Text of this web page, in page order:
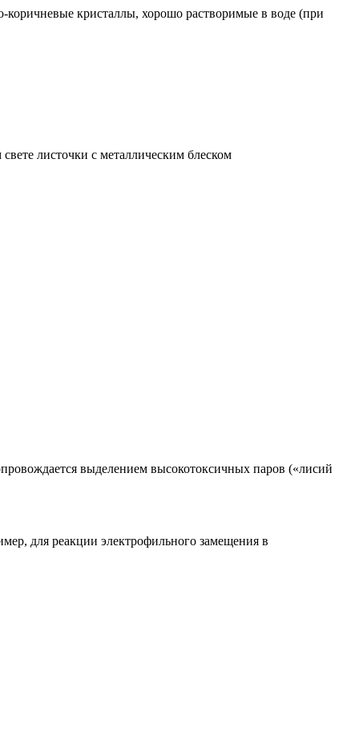
кристаллы, хорошо растворимые в воде (при
листочки с металлическим блеском
выделением высокотоксичных паров («лисий
для реакции электрофильного замещения в